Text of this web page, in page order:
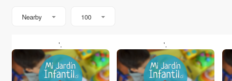
Nearby 100
'. '.